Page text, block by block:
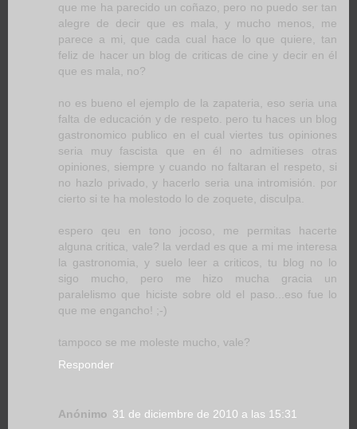
que me ha parecido un coñazo, pero no puedo ser tan
alegre de decir que es mala, y mucho menos, me
parece a mi, que cada cual hace lo que quiere, tan
feliz de hacer un blog de criticas de cine y decir en él
que es mala, no?
no es bueno el ejemplo de la zapateria, eso seria una
falta de educación y de respeto. pero tu haces un blog
gastronomico publico en el cual viertes tus opiniones
seria muy fascista que en él no admitieses otras
opiniones, siempre y cuando no faltaran el respeto, si
no hazlo privado, y hacerlo seria una intromisión. por
cierto si te ha molestodo lo de zoquete, disculpa.
espero qeu en tono jocoso, me permitas hacerte
alguna critica, vale? la verdad es que a mi me interesa
la gastronomia, y suelo leer a criticos, tu blog no lo
sigo mucho, pero me hizo mucha gracia un
paralelismo que hiciste sobre old el paso...eso fue lo
que me engancho! ;-)
tampoco se me moleste mucho, vale?
Responder
Anónimo 31 de diciembre de 2010 a las 15:31